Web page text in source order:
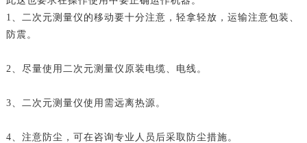
1、二次元测量仪的移动要十分注意，轻拿轻放，运输注意包装、
防震。
2、尽量使用二次元测量仪原装电缆、电线。
3、二次元测量仪使用需远离热源。
4、注意防尘，可在咨询专业人员后采取防尘措施。